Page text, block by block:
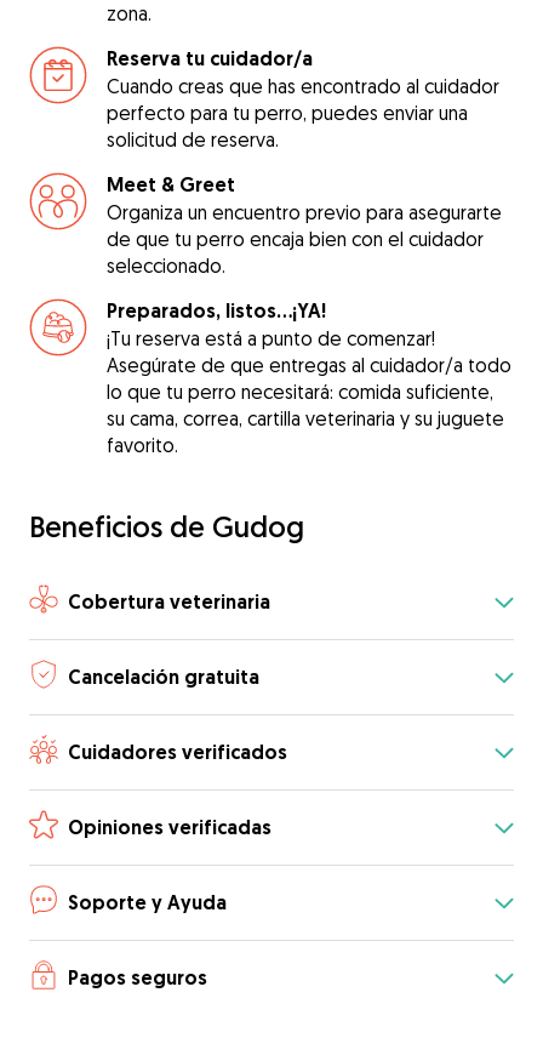
zona.
Reserva tu cuidador/a
Cuando creas que has encontrado al cuidador
perfecto para tu perro, puedes enviar una
solicitud de reserva.
Meet & Greet
Organiza un encuentro previo para asegurarte
de que tu perro encaja bien con el cuidador
seleccionado.
Preparados, listos...¡YA!
¡Tu reserva está a punto de comenzar!
Asegúrate de que entregas al cuidador/a todo
lo que tu perro necesitará: comida suficiente,
su cama, correa, cartilla veterinaria y su juguete
favorito.
Beneficios de Gudog
Cobertura veterinaria
Cancelación gratuita
Cuidadores verificados
Opiniones verificadas
Soporte y Ayuda
Pagos seguros